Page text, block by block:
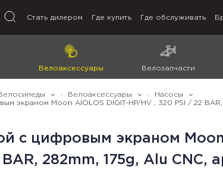
Стать дилером Где купить Где обслуживать
Велоаксессуары Велозапчасти
Велоаксессуары
Насосы
экраном Moon AIOLOS DIGIT-HP/HV , 320 PSI / 22 BAR,
с цифровым экраном Moon
282mm, 175g, Alu CNC,